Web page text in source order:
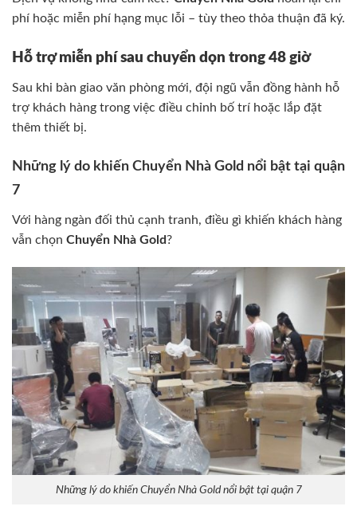
phí hoặc miễn phí hạng mục lỗi – tùy theo thỏa thuận đã ký.
Hỗ trợ miễn phí sau chuyển dọn trong 48 giờ
Sau khi bàn giao văn phòng mới, đội ngũ vẫn đồng hành hỗ
trợ khách hàng trong việc điều chỉnh bố trí hoặc lắp đặt
thêm thiết bị.
Những lý do khiến Chuyển Nhà Gold nổi bật tại quận
7
Với hàng ngàn đối thủ cạnh tranh, điều gì khiến khách hàng
vẫn chọn Chuyển Nhà Gold?
Những lý do khiến Chuyển Nhà Gold nổi bật tại quận 7